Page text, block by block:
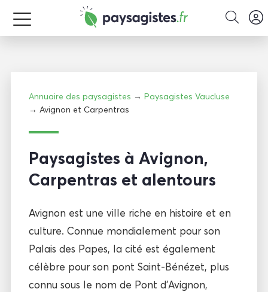
Annuaire des paysagistes → Paysagistes Vaucluse
→ Avignon et Carpentras
Paysagistes à Avignon,
Carpentras et alentours
Avignon est une ville riche en histoire et en
culture. Connue mondialement pour son
Palais des Papes, la cité est également
célèbre pour son pont Saint-Bénézet, plus
connu sous le nom de Pont d’Avignon,